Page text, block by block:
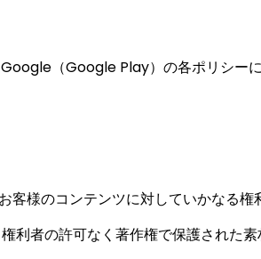
（Google Play）の各ポリシー
様のコンテンツに対していかなる権
者の許可なく著作権で保護された素